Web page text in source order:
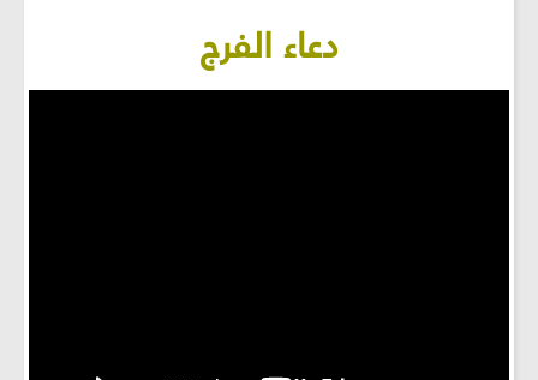
دعاء الفرج